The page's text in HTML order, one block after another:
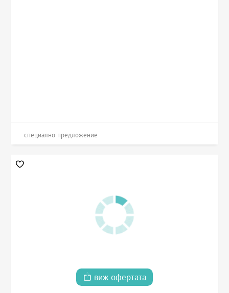
специално предложение
виж офертата